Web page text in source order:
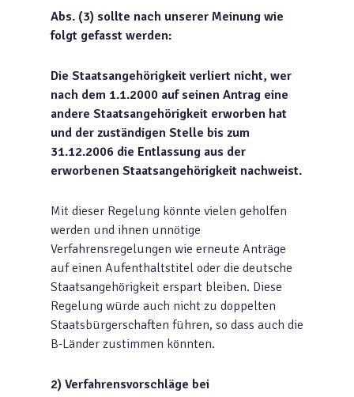
Abs. (3) sollte nach unserer Meinung wie
folgt gefasst werden:
Die Staatsangehörigkeit verliert nicht, wer
nach dem 1.1.2000 auf seinen Antrag eine
andere Staatsangehörigkeit erworben hat
und der zuständigen Stelle bis zum
31.12.2006 die Entlassung aus der
erworbenen Staatsangehörigkeit nachweist.
Mit dieser Regelung könnte vielen geholfen
werden und ihnen unnötige
Verfahrensregelungen wie erneute Anträge
auf einen Aufenthaltstitel oder die deutsche
Staatsangehörigkeit erspart bleiben. Diese
Regelung würde auch nicht zu doppelten
Staatsbürgerschaften führen, so dass auch die
B-Länder zustimmen könnten.
2) Verfahrensvorschläge bei